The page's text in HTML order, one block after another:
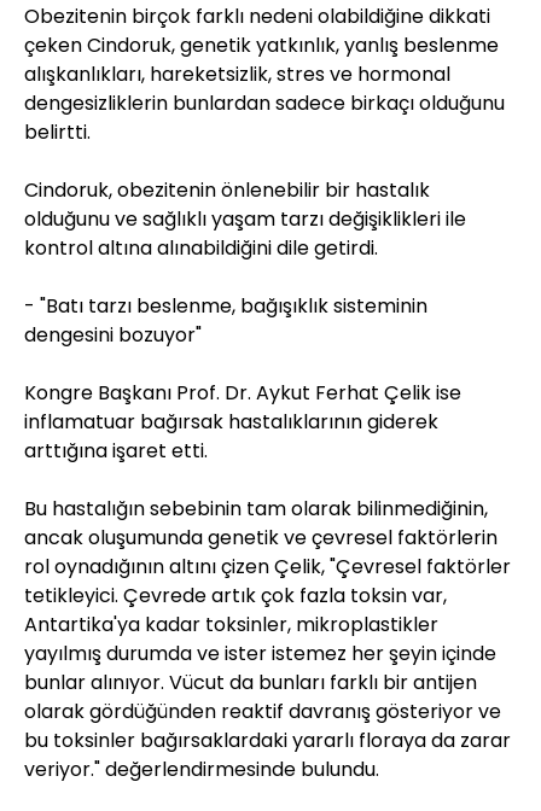
Obezitenin birçok farklı nedeni olabildiğine dikkati
çeken Cindoruk, genetik yatkınlık, yanlış beslenme
alışkanlıkları, hareketsizlik, stres ve hormonal
dengesizliklerin bunlardan sadece birkaçı olduğunu
belirtti.
Cindoruk, obezitenin önlenebilir bir hastalık
olduğunu ve sağlıklı yaşam tarzı değişiklikleri ile
kontrol altına alınabildiğini dile getirdi.
- "Batı tarzı beslenme, bağışıklık sisteminin
dengesini bozuyor"
Kongre Başkanı Prof. Dr. Aykut Ferhat Çelik ise
inflamatuar bağırsak hastalıklarının giderek
arttığına işaret etti.
Bu hastalığın sebebinin tam olarak bilinmediğinin,
ancak oluşumunda genetik ve çevresel faktörlerin
rol oynadığının altını çizen Çelik, "Çevresel faktörler
tetikleyici. Çevrede artık çok fazla toksin var,
Antartika'ya kadar toksinler, mikroplastikler
yayılmış durumda ve ister istemez her şeyin içinde
bunlar alınıyor. Vücut da bunları farklı bir antijen
olarak gördüğünden reaktif davranış gösteriyor ve
bu toksinler bağırsaklardaki yararlı floraya da zarar
veriyor." değerlendirmesinde bulundu.